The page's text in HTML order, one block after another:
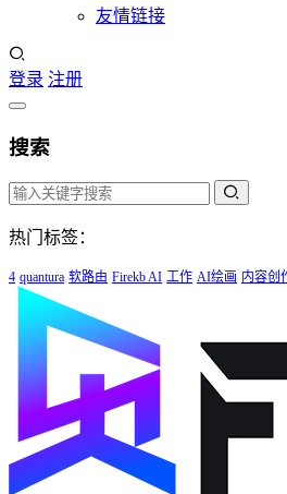
友情链接
登录 注册
搜索
热门标签：
4 quantura 软路由 Firekb AI 工作 AI绘画 内容创